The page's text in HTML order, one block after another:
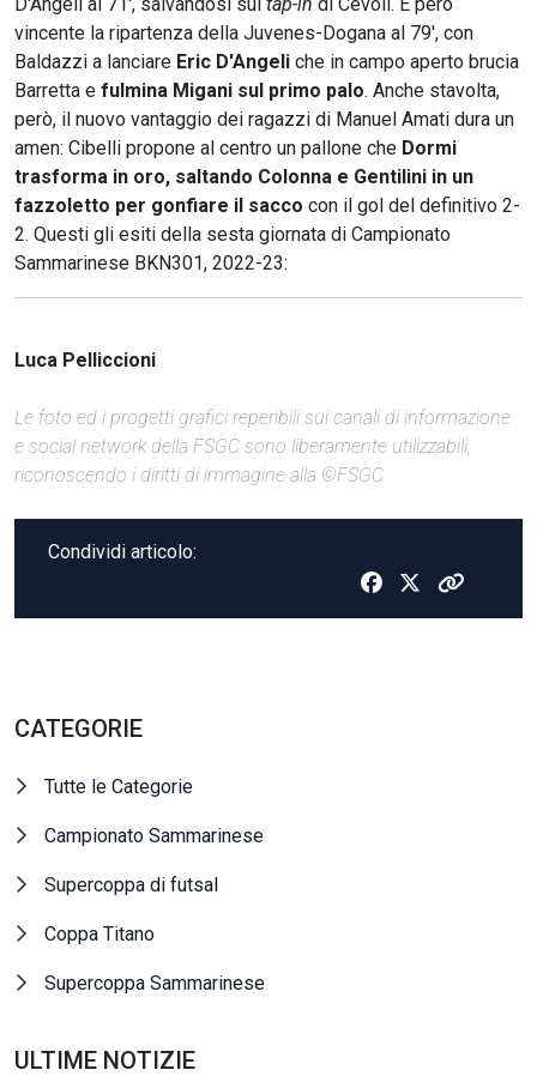
vincente la ripartenza della Juvenes-Dogana al 79', con
Baldazzi a lanciare Eric D'Angeli che in campo aperto brucia
Barretta e fulmina Migani sul primo palo. Anche stavolta,
però, il nuovo vantaggio dei ragazzi di Manuel Amati dura un
amen: Cibelli propone al centro un pallone che Dormi
trasforma in oro, saltando Colonna e Gentilini in un
fazzoletto per gonfiare il sacco con il gol del definitivo 2-
2. Questi gli esiti della sesta giornata di Campionato
Sammarinese BKN301, 2022-23:
Luca Pelliccioni
Le foto ed i progetti grafici reperibili sui canali di informazione
e social network della FSGC sono liberamente utilizzabili,
riconoscendo i diritti di immagine alla ©FSGC
Condividi articolo:
CATEGORIE
Tutte le Categorie
Campionato Sammarinese
Supercoppa di futsal
Coppa Titano
Supercoppa Sammarinese
ULTIME NOTIZIE